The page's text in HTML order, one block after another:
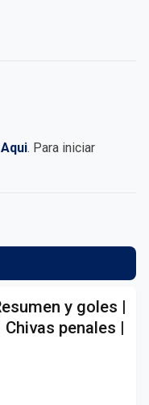
Aqui. Para iniciar
y goles |
Chivas penales |